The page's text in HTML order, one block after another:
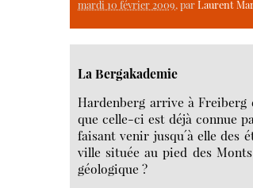
mardi 10 février 2009, parLaurent
La Bergakademie
Hardenberg arrive à Freiberg
que celle-ci est déjà connue
faisant venir jusqu´à elle des
ville située au pied des
géologique ?